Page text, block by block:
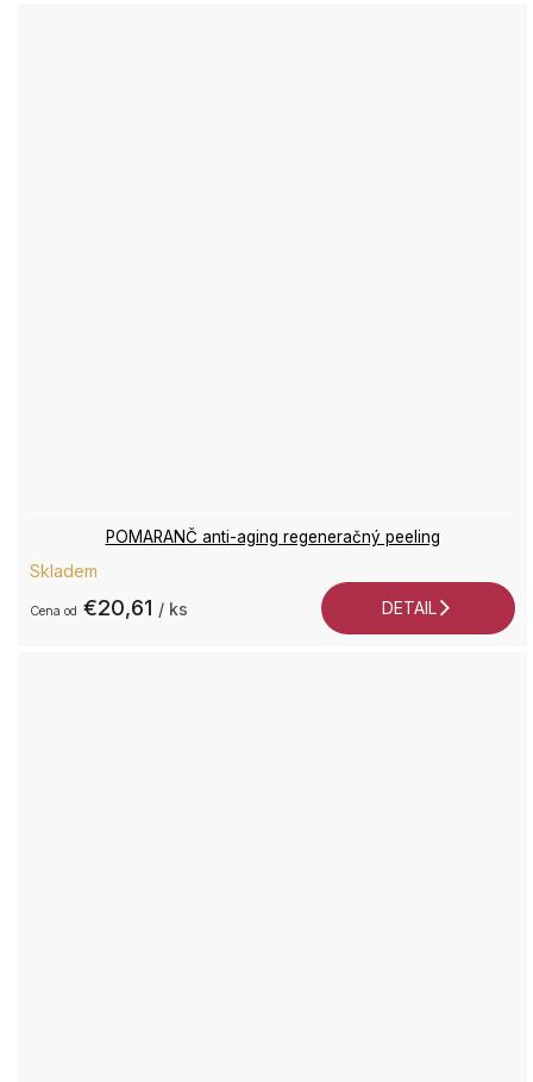
POMARANČ anti-aging regeneračný peeling
Skladem
od €20,61 / ks DETAIL